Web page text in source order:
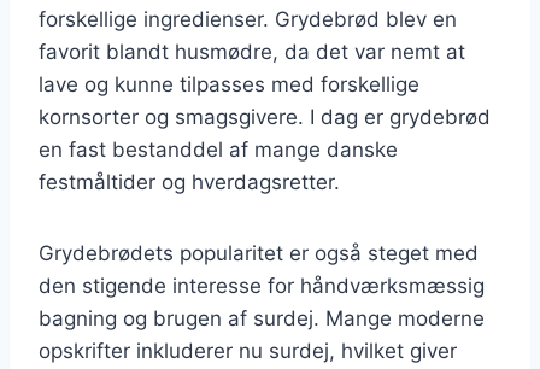
forskellige ingredienser. Grydebrød blev en
favorit blandt husmødre, da det var nemt at
lave og kunne tilpasses med forskellige
kornsorter og smagsgivere. I dag er grydebrød
en fast bestanddel af mange danske
festmåltider og hverdagsretter.
Grydebrødets popularitet er også steget med
den stigende interesse for håndværksmæssig
bagning og brugen af surdej. Mange moderne
opskrifter inkluderer nu surdej, hvilket giver